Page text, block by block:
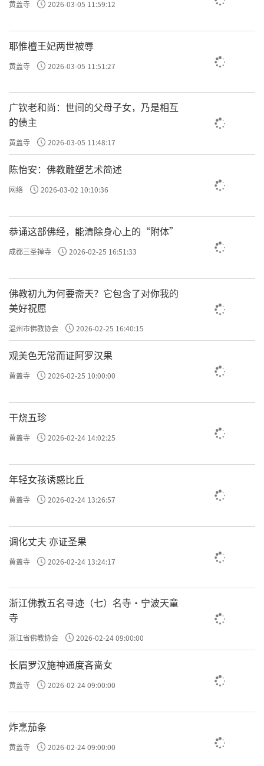
随后，《天下怀念》：“杖头锄头，一句弥陀
在口头；教头僧头，一句弥陀在心头。”以朴
素而深情的旋律回应这一离去，人已远，声未
息，身虽寂，法常在。
整场音乐会由叙述、独唱、合唱与吟诵交错构
现出一种兼具历史厚度与艺术张力的表达方
式。“石泉音”这一核心意象贯穿始终——既指
黄盖寺 2026-03-05 11:59:12
耶惟檀王妃两世被辱
黄盖寺 2026-03-05 11:51:27
广钦老和尚：世间的父母子女，乃是相互
的债主
黄盖寺 2026-03-05 11:48:17
陈怡安：佛教雕塑艺术简述
网络 2026-03-02 10:10:36
恭诵这部佛经，能清除身心上的“附体”
成都三圣禅寺 2026-02-25 16:51:33
佛教初九为何要斋天？它包含了对你我的
美好祝愿
温州市佛教协会 2026-02-25 16:40:15
观美色无常而证阿罗汉果
黄盖寺 2026-02-25 10:00:00
干烧五珍
黄盖寺 2026-02-24 14:02:25
年轻女孩诱惑比丘
黄盖寺 2026-02-24 13:26:57
调化丈夫 亦证圣果
黄盖寺 2026-02-24 13:24:17
浙江佛教五名寻迹（七）名寺·宁波天童
寺
浙江省佛教协会 2026-02-24 09:00:00
长眉罗汉施神通度吝啬女
黄盖寺 2026-02-24 09:00:00
炸烹茄条
黄盖寺 2026-02-24 09:00:00